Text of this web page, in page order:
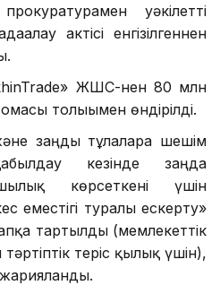
уәкілетті
актісі енгізілгеннен
ЖШС-нен 80 млн
толығымен өндірілді.
заңды тұлғаларға шешім
кезінде заңда
көрсеткені үшін
еместігі туралы ескерту»
тартылды (мемлекеттік
теріс қылық үшін),